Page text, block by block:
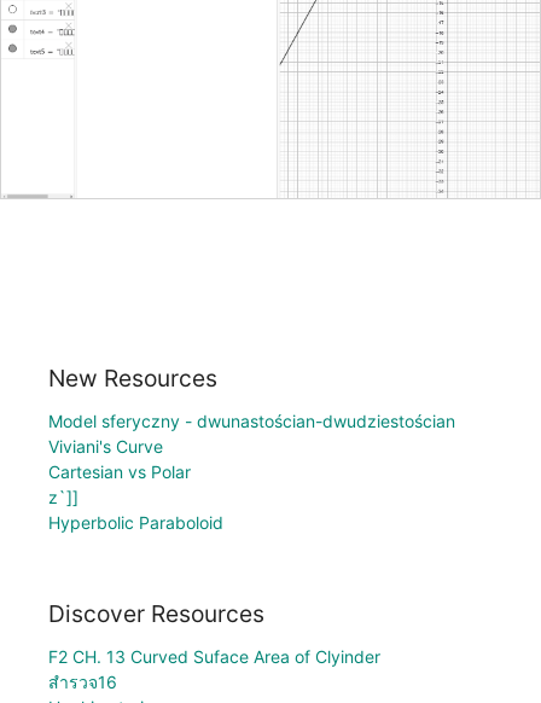
New Resources
Model sferyczny - dwunastościan-dwudziestościan
Viviani's Curve
Cartesian vs Polar
z`]]
Hyperbolic Paraboloid
Discover Resources
F2 CH. 13 Curved Suface Area of Clyinder
สำรวจ16